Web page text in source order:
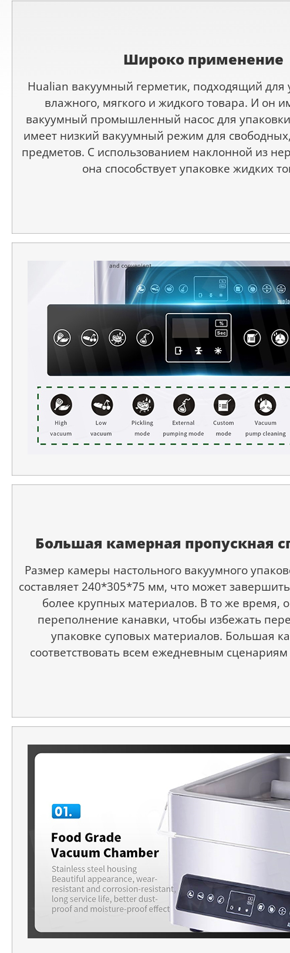
Широко применение
Hualian вакуумный герметик, подходящий для
влажного, мягкого и жидкого товара. И он
вакуумный промышленный насос для
имеет низкий вакуумный режим для
предметов. С использованием наклонной из
она способствует упаковке жидких
Большая камерная пропускная
Размер камеры настольного вакуумного
составляет 240*305*75 мм, что может
более крупных материалов. В то же время,
переполнение канавки, чтобы избежать
упаковке суповых материалов. Большая
соответствовать всем ежедневным